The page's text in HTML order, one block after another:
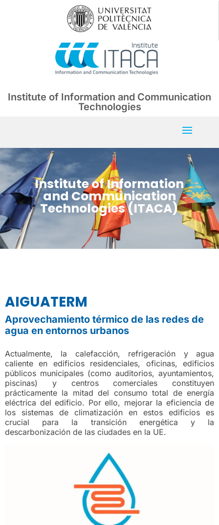
Institute of Information and Communication
Technologies
Institute of Information
and Communication
Technologies (ITACA)
AIGUATERM
Aprovechamiento térmico de las redes de
agua en entornos urbanos
Actualmente, la calefacción, refrigeración y agua
caliente en edificios residenciales, oficinas, edificios
públicos municipales (como auditorios, ayuntamientos,
piscinas) y centros comerciales constituyen
prácticamente la mitad del consumo total de energía
eléctrica del edificio. Por ello, mejorar la eficiencia de
los sistemas de climatización en estos edificios es
crucial para la transición energética y la
descarbonización de las ciudades en la UE.